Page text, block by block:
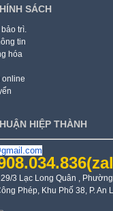
SÁCH
trì.
tin
hóa
online
HIỆP THÀNH
3 Lạc Long Quân ,
Phép, Khu Phố 38, P. An